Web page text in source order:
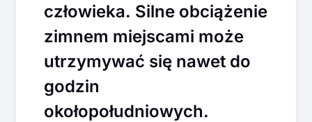
człowieka. Silne obciążenie
zimnem miejscami może
utrzymywać się nawet do
godzin
okołopołudniowych.